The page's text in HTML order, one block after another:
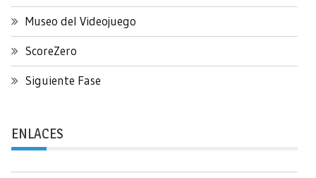
Museo del Videojuego
ScoreZero
Siguiente Fase
ENLACES